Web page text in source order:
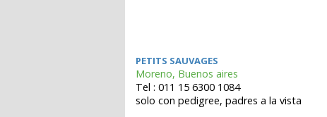
PETITS SAUVAGES
Moreno, Buenos aires
Tel : 011 15 6300 1084
solo con pedigree, padres a la vista